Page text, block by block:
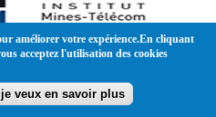
vente|Mentions légales
du site
améliorer votre expérience.En cliquant
acceptez l'utilisation des cookies
veux en savoir plus